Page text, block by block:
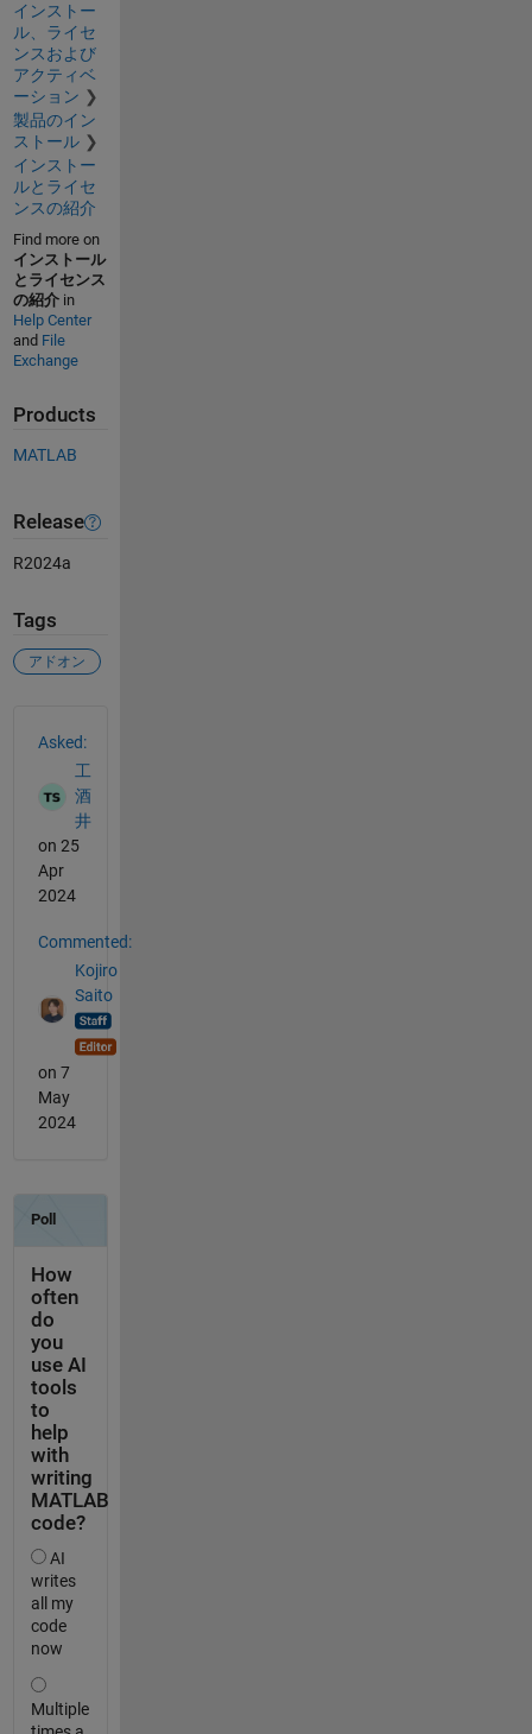
インストー
ル、ライセ
ンスおよび
アクティベ
ーション
製品のイン
ストール
インストー
ルとライセ
ンスの紹介
Find more on
インストール
とライセンス
の紹介in
Help Center
and File
Exchange
Products
MATLAB
Release
R2024a
Tags
アドオン
Asked:
工
酒
井
on 25
Apr
2024
Commented:
Kojiro
Saito
on 7
May
2024